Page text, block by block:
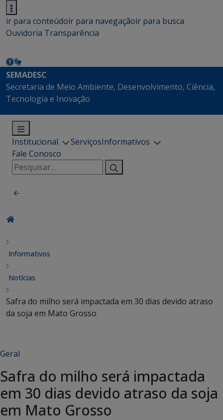
ir para conteúdoir para navegaçãoir para busca
Ouvidoria Transparência
SEMADESC
Secretaria de Meio Ambiente, Desenvolvimento, Ciência,
Tecnologia e Inovação
Institucional ServiçosInformativos
Fale Conosco
Pesquisar
por:
Informativos
Notícias
Safra do milho será impactada em 30 dias devido atraso
da soja em Mato Grosso
Geral
Safra do milho será impactada
em 30 dias devido atraso da soja
em Mato Grosso